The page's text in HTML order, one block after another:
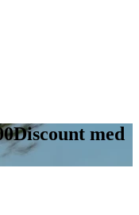
Discount med